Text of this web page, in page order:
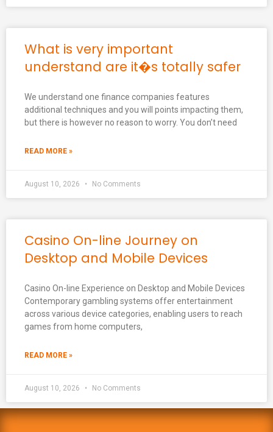
What is very important
understand are it�s totally safer
We understand one finance companies features
additional techniques and you will points impacting them,
but there is however no reason to worry. You don’t need
READ MORE »
August 10, 2026 No Comments
Casino On-line Journey on
Desktop and Mobile Devices
Casino On-line Experience on Desktop and Mobile Devices
Contemporary gambling systems offer entertainment
across various device categories, enabling users to reach
games from home computers,
READ MORE »
August 10, 2026 No Comments